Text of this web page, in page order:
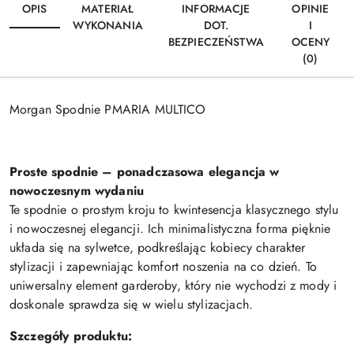
OPIS
MATERIAŁ
WYKONANIA
INFORMACJE
DOT.
BEZPIECZEŃSTWA
OPINIE
I
OCENY
(0)
Morgan Spodnie PMARIA MULTICO
Proste spodnie – ponadczasowa elegancja w
nowoczesnym wydaniu
Te spodnie o prostym kroju to kwintesencja klasycznego stylu
i nowoczesnej elegancji. Ich minimalistyczna forma pięknie
układa się na sylwetce, podkreślając kobiecy charakter
stylizacji i zapewniając komfort noszenia na co dzień. To
uniwersalny element garderoby, który nie wychodzi z mody i
doskonale sprawdza się w wielu stylizacjach.
Szczegóły produktu: